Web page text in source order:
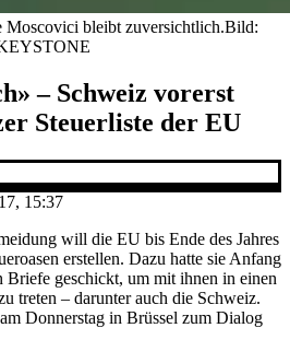
Moscovici bleibt zuversichtlich.Bild:
– Schweiz vorerst
Steuerliste der EU
15:37
will die EU bis Ende des Jahres
erstellen. Dazu hatte sie Anfang
Briefe geschickt, um mit ihnen in einen
treten – darunter auch die Schweiz.
Donnerstag in Brüssel zum Dialog